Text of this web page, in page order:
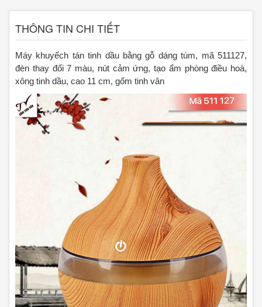
THÔNG TIN CHI TIẾT
Máy khuyếch tán tinh dầu bằng gỗ dáng túm, mã 511127,
đèn thay đổi 7 màu, nút cảm ứng, tạo ẩm phòng điều hoà,
xông tinh dầu, cao 11 cm, gốm tinh vân